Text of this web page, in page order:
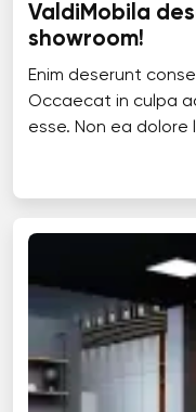
ValdiMobila
showroom!
Enim deserunt
Occaecat in culpa
esse. Non ea dolore